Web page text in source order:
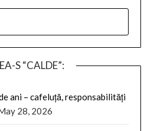
S “CALDE”:
ani – cafeluță, responsabilități
28, 2026